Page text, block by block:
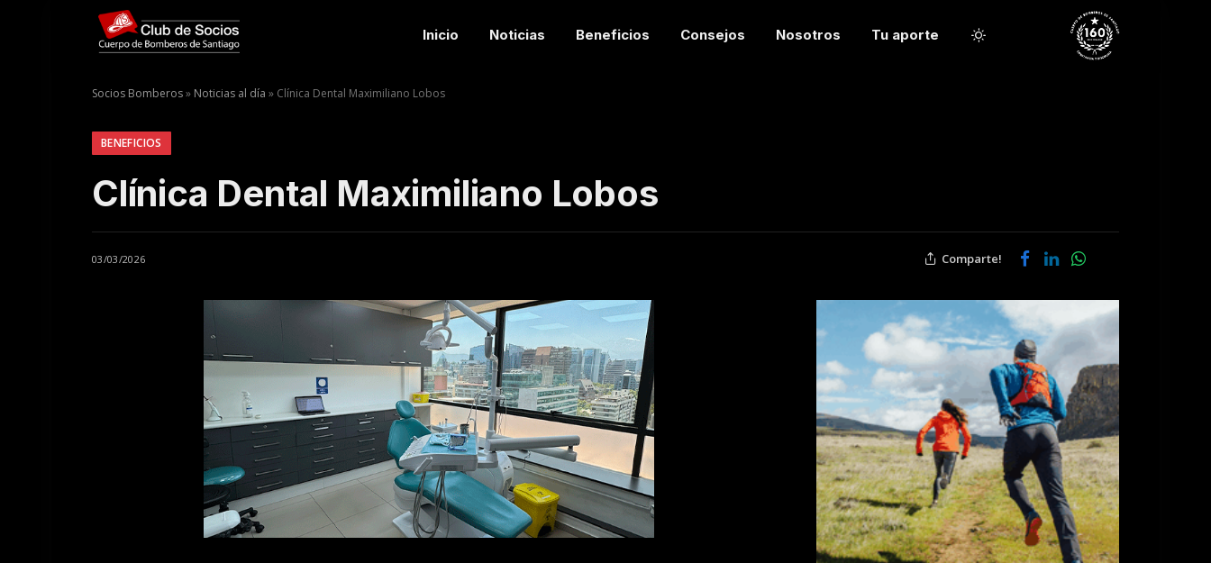
Inicio Noticias Beneficios Consejos Nosotros Tu aporte
Socios Bomberos» Noticias al día » Clínica Dental Maximiliano Lobos
BENEFICIOS
Clínica Dental Maximiliano Lobos
03/03/2026 Comparte!